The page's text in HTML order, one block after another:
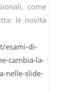
come
le novità
esami-di-
cambia-la-
nelle-slide-